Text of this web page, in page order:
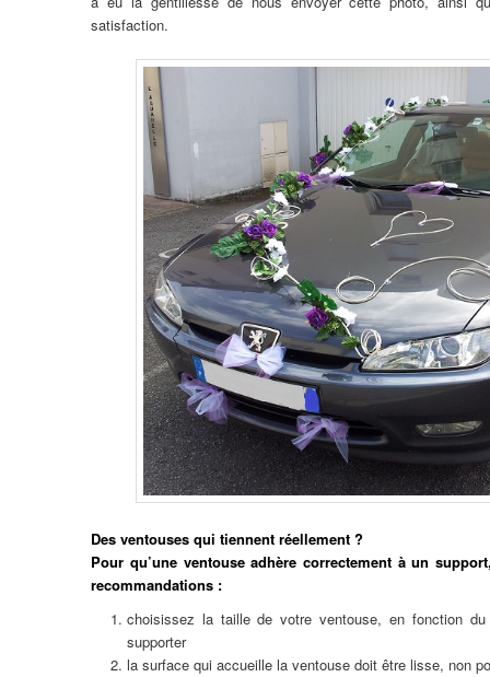
satisfaction.
Des ventouses qui tiennent réellement ?
Pour qu’une ventouse adhère correctement à un
recommandations :
choisissez la taille de votre ventouse, en fonction du
supporter
la surface qui accueille la ventouse doit être lisse, non